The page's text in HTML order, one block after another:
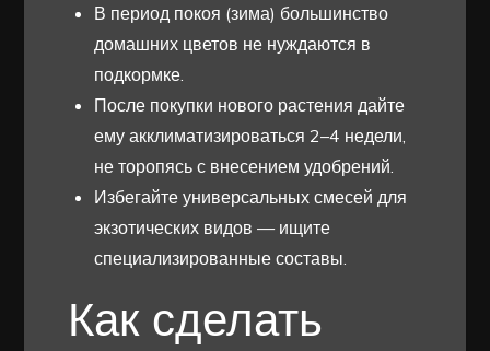
В период покоя (зима) большинство
домашних цветов не нуждаются в
подкормке.
После покупки нового растения дайте
ему акклиматизироваться 2–4 недели,
не торопясь с внесением удобрений.
Избегайте универсальных смесей для
экзотических видов — ищите
специализированные составы.
Как сделать